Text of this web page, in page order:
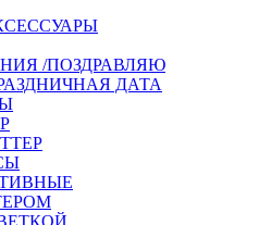
/ПОЗДРАВЛЯЮ
ДАТА